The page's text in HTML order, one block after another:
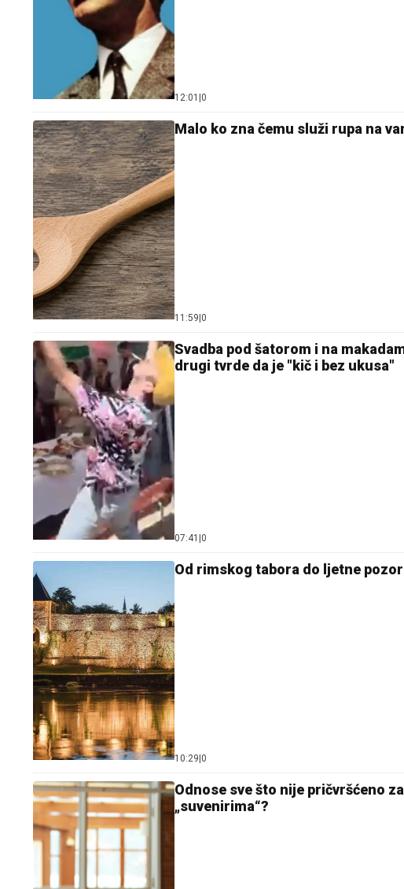
12:01 |0
Malo ko zna čemu služi rupa na
11:59|0
Svadba pod šatorom i na
drugi tvrde da je "kič i bez ukusa"
07:41 |0
Od rimskog tabora do ljetne
10:29|0
Odnose sve što nije pričvršćeno
„suvenirima“?